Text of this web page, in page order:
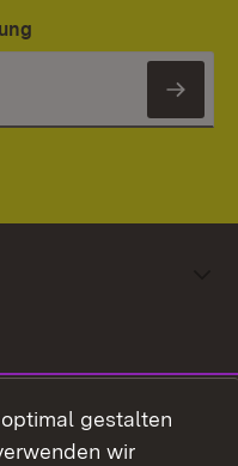
gestalten
wir